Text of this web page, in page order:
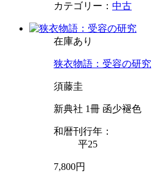
カテゴリー： 中古
在庫あり
狭衣物語：受容の研究
須藤圭
新典社 1冊 函少褪色
和暦刊行年：
平25
7,800円